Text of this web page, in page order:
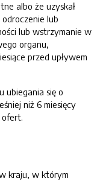
albo że uzyskał
lub
lub wstrzymanie w
organu,
przed upływem
ubiegania się o
niż 6 miesięcy
ofert.
kraju, w którym